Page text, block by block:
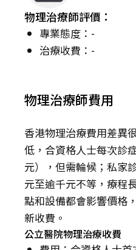
物理治療師評價：
專業態度：-
治療收費：-
物理治療師費用
香港物理治療費用差異
低，合資格人士每次診
元），但需輪候；私家
元至逾千元不等，療程
點和設備都會影響價格
新收費。
公立醫院物理治療收費